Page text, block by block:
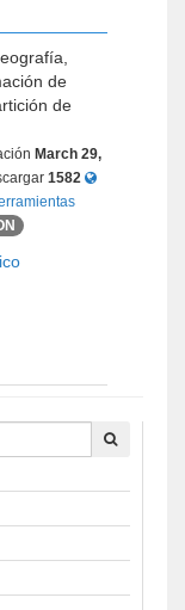
de
de
March 29,
1582